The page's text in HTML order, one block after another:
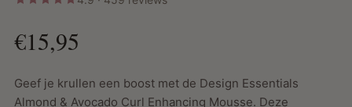
€15,95
Geef je krullen een boost met de Design Essentials
Almond & Avocado Curl Enhancing Mousse. Deze